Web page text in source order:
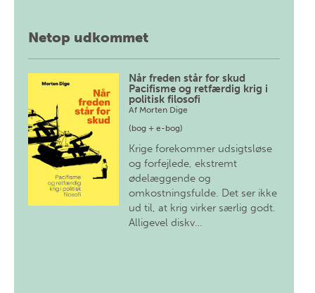
Netop udkommet
Når freden står for skud
Pacifisme og retfærdig krig i
politisk filosofi
Af Morten Dige
(bog + e-bog)
Krige forekommer udsigtsløse
og forfejlede, ekstremt
ødelæggende og
omkostningsfulde. Det ser ikke
ud til, at krig virker særlig godt.
Alligevel diskv…